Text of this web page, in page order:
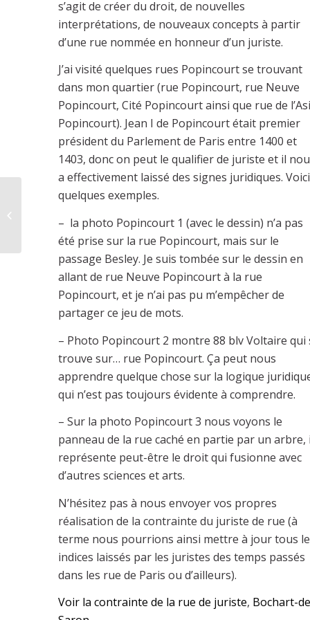
s’agit de créer du droit, de nouvelles
interprétations, de nouveaux concepts à partir
d’une rue nommée en honneur d’un juriste.
J’ai visité quelques rues Popincourt se trouvant
dans mon quartier (rue Popincourt, rue Neuve
Popincourt, Cité Popincourt ainsi que rue de
Popincourt). Jean I de Popincourt était premier
président du Parlement de Paris entre 1400 et
1403, donc on peut le qualifier de juriste et il
a effectivement laissé des signes juridiques. Voici
quelques exemples.
– la photo Popincourt 1 (avec le dessin) n’a pas
été prise sur la rue Popincourt, mais sur le
passage Besley. Je suis tombée sur le dessin en
allant de rue Neuve Popincourt à la rue
Popincourt, et je n’ai pas pu m’empêcher de
partager ce jeu de mots.
– Photo Popincourt 2 montre 88 blv Voltaire qui
trouve sur… rue Popincourt. Ça peut nous
apprendre quelque chose sur la logique
qui n’est pas toujours évidente à comprendre.
– Sur la photo Popincourt 3 nous voyons le
panneau de la rue caché en partie par un arbre,
représente peut-être le droit qui fusionne avec
d’autres sciences et arts.
N’hésitez pas à nous envoyer vos propres
réalisation de la contrainte du juriste de rue (à
terme nous pourrions ainsi mettre à jour tous
indices laissés par les juristes des temps passés
dans les rue de Paris ou d’ailleurs).
Voir la contrainte de la rue de juriste, Bochart-